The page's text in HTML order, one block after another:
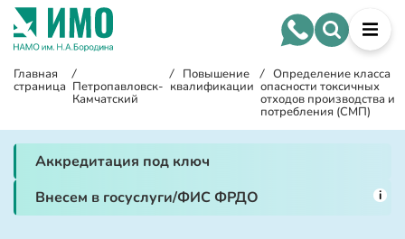
Главная
страница
/
Петропавловск-
Камчатский
/ Повышение
квалификации
/ Определение класса
опасности токсичных
отходов производства и
потребления (СМП)
Аккредитация под ключ
Внесем в госуслуги/ФИС ФРДО
i